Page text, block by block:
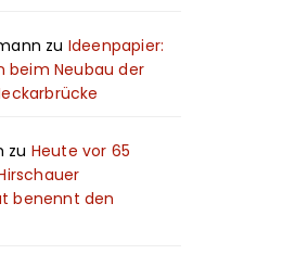
zu Ideenpapier:
beim Neubau der
zu Heute vor 65
benennt den